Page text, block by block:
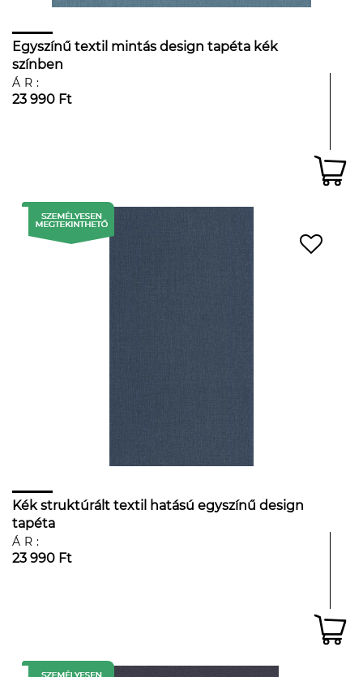
Egyszínű textil mintás design tapéta kék
színben
ÁR:
23 990 Ft
Kék struktúrált textil hatású egyszínű design
tapéta
ÁR:
23 990 Ft